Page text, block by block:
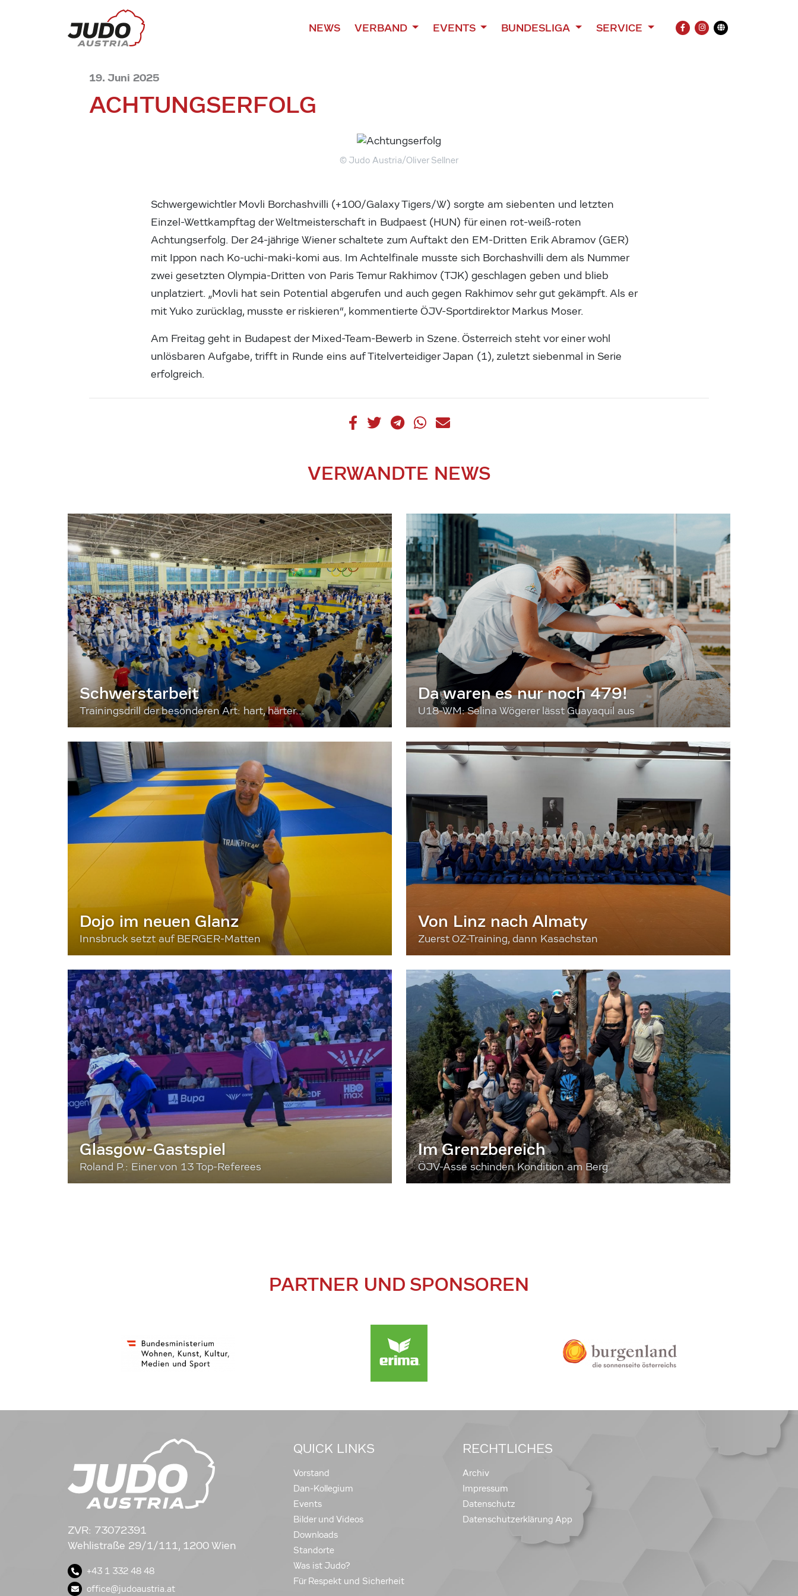
NEWS VERBAND EVENTS BUNDESLIGA SERVICE
FACEBOOK
INSTAGRAM
Übersetzung
19. Juni 2025
ACHTUNGSERFOLG
© Judo Austria/Oliver Sellner
Schwergewichtler Movli Borchashvilli (+100/Galaxy Tigers/W) sorgte am siebenten und letzten
Einzel-Wettkampftag der Weltmeisterschaft in Budpaest (HUN) für einen rot-weiß-roten
Achtungserfolg. Der 24-jährige Wiener schaltete zum Auftakt den EM-Dritten Erik Abramov (GER)
mit Ippon nach Ko-uchi-maki-komi aus. Im Achtelfinale musste sich Borchashvilli dem als Nummer
zwei gesetzten Olympia-Dritten von Paris Temur Rakhimov (TJK) geschlagen geben und blieb
unplatziert. „Movli hat sein Potential abgerufen und auch gegen Rakhimov sehr gut gekämpft. Als er
mit Yuko zurücklag, musste er riskieren“, kommentierte ÖJV-Sportdirektor Markus Moser.
Am Freitag geht in Budapest der Mixed-Team-Bewerb in Szene. Österreich steht vor einer wohl
unlösbaren Aufgabe, trifft in Runde eins auf Titelverteidiger Japan (1), zuletzt siebenmal in Serie
erfolgreich.
VERWANDTE NEWS
Schwerstarbeit
Trainingsdrill der besonderen Art: hart, härter...
Da waren es nur noch 479!
U18-WM: Selina Wögerer lässt Guayaquil aus
Dojo im neuen Glanz
Innsbruck setzt auf BERGER-Matten
Von Linz nach Almaty
Zuerst OZ-Training, dann Kasachstan
Glasgow-Gastspiel
Roland P.: Einer von 13 Top-Referees
Im Grenzbereich
ÖJV-Asse schinden Kondition am Berg
PARTNER UND SPONSOREN
ZVR: 73072391
Wehlistraße 29/1/111, 1200 Wien
+43 1 332 48 48
office@judoaustria.at
QUICK LINKS
Vorstand
Dan-Kollegium
Events
Bilder und Videos
Downloads
Standorte
Was ist Judo?
Für Respekt und Sicherheit
RECHTLICHES
Archiv
Impressum
Datenschutz
Datenschutzerklärung App